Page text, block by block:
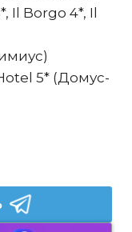
Il Borgo 4*, Il
5* (Домус-